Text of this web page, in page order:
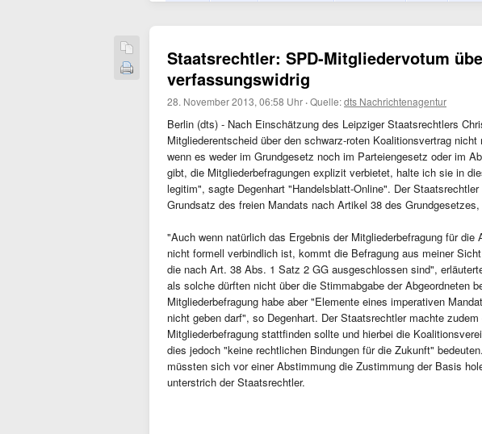
Staatsrechtler: SPD-Mitgliedervotum
verfassungswidrig
28. November 2013, 06:58 Uhr ·Quelle:dts Nachrichtenagentur
Berlin (dts) - Nach Einschätzung des Leipziger Staatsrechtlers
Mitgliederentscheid über den schwarz-roten Koalitionsvertrag
wenn es weder im Grundgesetz noch im Parteiengesetz oder im
gibt, die Mitgliederbefragungen explizit verbietet, halte ich sie in
legitim", sagte Degenhart "Handelsblatt-Online". Der
Grundsatz des freien Mandats nach Artikel 38 des
"Auch wenn natürlich das Ergebnis der Mitgliederbefragung für die
nicht formell verbindlich ist, kommt die Befragung aus meiner
die nach Art. 38 Abs. 1 Satz 2 GG ausgeschlossen sind",
als solche dürften nicht über die Stimmabgabe der Abgeordneten
Mitgliederbefragung habe aber "Elemente eines imperativen
nicht geben darf", so Degenhart. Der Staatsrechtler machte
Mitgliederbefragung stattfinden sollte und hierbei die
dies jedoch "keine rechtlichen Bindungen für die Zukunft"
müssten sich vor einer Abstimmung die Zustimmung der Basis
unterstrich der Staatsrechtler.